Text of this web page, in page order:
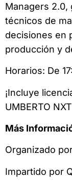
Managers
técnicos de
decisiones en
producción y
Horarios: De
¡Incluye
UMBERTO
Más
Organizado
Impartido por